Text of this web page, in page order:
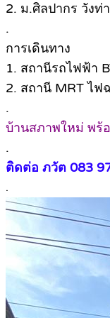
2. ม.ศิลปากร วังท่
.
การเดินทาง
1. สถานีรถไฟฟ้า
2. สถานี MRT ไฟ
.
บ้านสภาพใหม่ พร้
.
ติดต่อ ภวัต 083
.